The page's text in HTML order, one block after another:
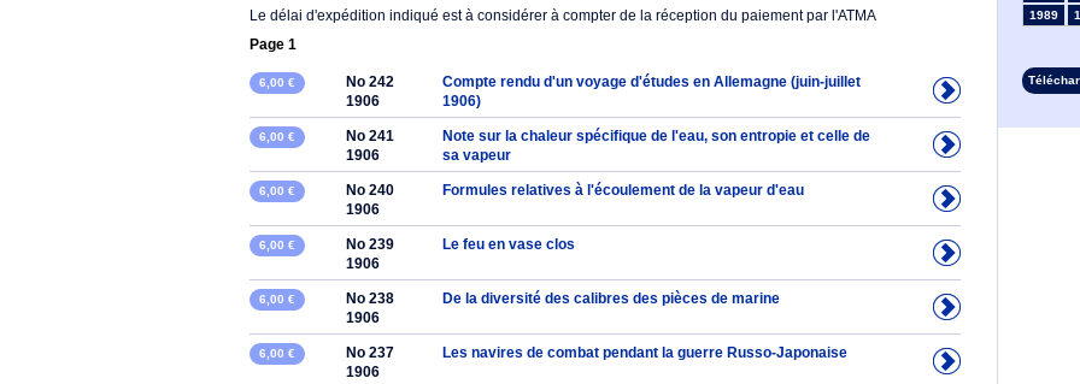
Le délai d'expédition indiqué est à considérer à compter de la réception du paiement par l'ATMA
Page 1
6,00 €
No 242
1906
Compte rendu d'un voyage d'études en Allemagne (juin-juillet
1906)
6,00 €
No 241
1906
Note sur la chaleur spécifique de l'eau, son entropie et celle de
sa vapeur
6,00 €
No 240
1906
Formules relatives à l'écoulement de la vapeur d'eau
6,00 €
No 239
1906
Le feu en vase clos
6,00 €
No 238
1906
De la diversité des calibres des pièces de marine
6,00 €
No 237
1906
Les navires de combat pendant la guerre Russo-Japonaise
1989
1968
1954